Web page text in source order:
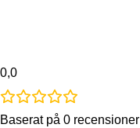
0,0
Baserat på 0 recensioner